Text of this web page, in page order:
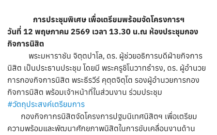
การประชุมพิเศษ เพื่อเตรียมพร้อมจัดโครงการฯ
วันที่ 12 พฤษภาคม 2569 เวลา 13.30 น.ณ ห้องประชุมกอง
กิจการนิสิต
พระมหาราชัน จิตฺตปาโล, ดร. ผู้ช่วยอธิการบดีฝ่ายกิจการ
นิสิต เป็นประธานประชุม โดยมี พระครูชิโนวาทธำรง, ดร. ผู้อำนวย
การกองกิจการนิสิต พระธีรวีร์ คุตฺตจิตฺโต รองผู้อำนวยการกอง
กิจการนิสิต พร้อมเจ้าหน้าที่ในส่วนงาน ร่วมประชุม
#วัตถุประสงค์เตรียมการ
กองกิจกากรนิสิตจัดโครงการปฐมนิเทศนิสิตฯ เพื่อเตรียม
ความพร้อมและพัฒนาศักยภาพนิสิตในการขับเคลื่อนงานด้าน